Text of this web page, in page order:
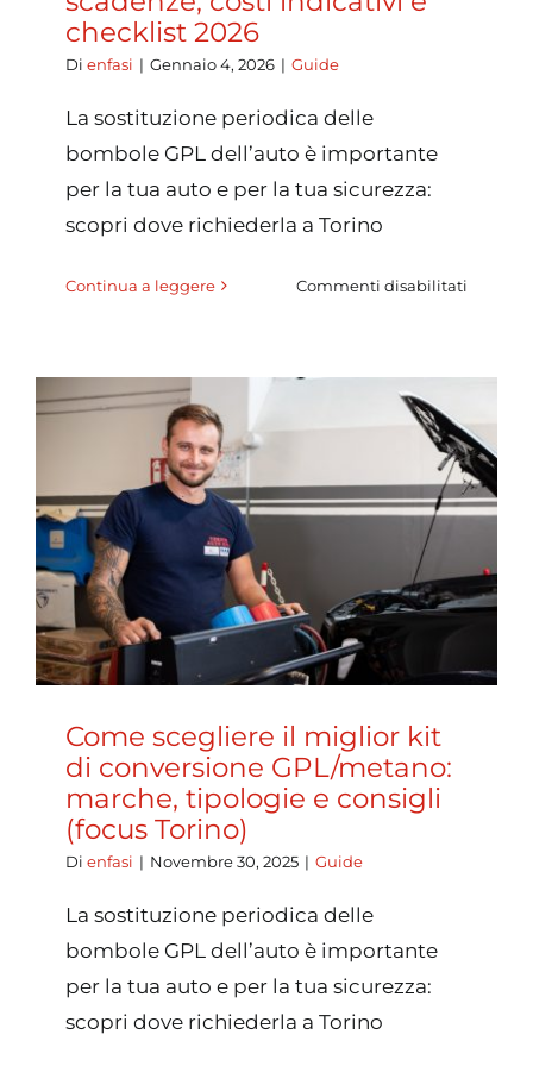
checklist 2026
Di enfasi | Gennaio 4, 2026 | Guide
La sostituzione periodica delle
bombole GPL dell’auto è importante
per la tua auto e per la tua sicurezza:
scopri dove richiederla a Torino
Continua a leggere Commenti disabilitati
GPL
e
metano
costi
e
Come scegliere il miglior kit
di conversione GPL/metano:
marche, tipologie e consigli
(focus Torino)
Di enfasi | Novembre 30, 2025 | Guide
La sostituzione periodica delle
bombole GPL dell’auto è importante
per la tua auto e per la tua sicurezza:
scopri dove richiederla a Torino